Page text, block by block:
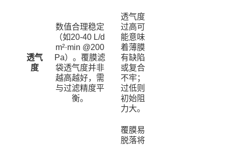
透气
度
数值合理稳定
（如20-40 L/d
m²·min @200
Pa）。覆膜滤
袋透气度并非
越高越好，需
与过滤精度平
衡。
透气度
过高可
能意味
着薄膜
有缺陷
或复合
不牢；
过低则
初始阻
力大。
覆膜易
脱落将